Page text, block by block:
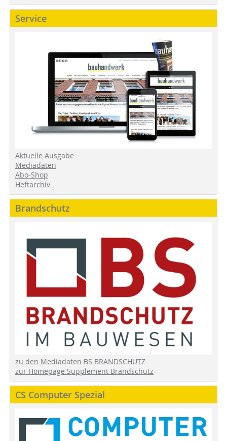
Service
Aktuelle Ausgabe
Mediadaten
Abo-Shop
Heftarchiv
Brandschutz
zu den Mediadaten BS BRANDSCHUTZ
zur Homepage Supplement Brandschutz
CS Computer Spezial